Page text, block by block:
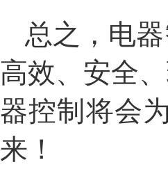
总之，电
高效、安全
器控制将会
来！